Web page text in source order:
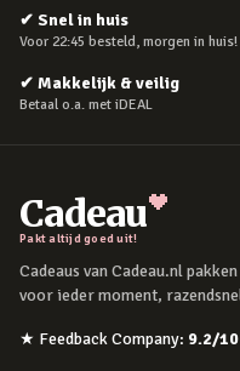
✔ Snel in huis
Voor 22:45 besteld, morgen in huis!
✔ Makkelijk & veilig
Betaal o.a. met iDEAL
Cadeau
Pakt altijd goed uit!
Cadeaus van Cadeau.nl
voor ieder moment,
★ Feedback Company: 9.2/10